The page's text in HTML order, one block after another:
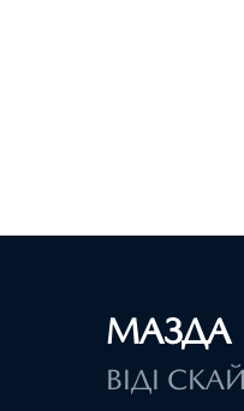
МАЗДА
ВІДІ СКАЙ